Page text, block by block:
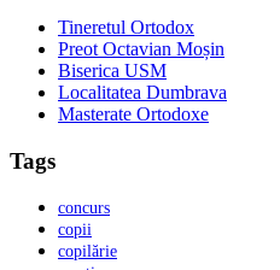
Tineretul Ortodox
Preot Octavian Moșin
Biserica USM
Localitatea Dumbrava
Masterate Ortodoxe
Tags
concurs
copii
copilărie